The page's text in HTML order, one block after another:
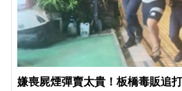
嫌喪屍煙彈賣太貴！板橋毒販追